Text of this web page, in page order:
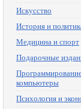
Искусство
История и
Медицина и спорт
Подарочные
компьютеры
Психология и